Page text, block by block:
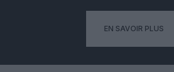
EN SAVOIR PLUS